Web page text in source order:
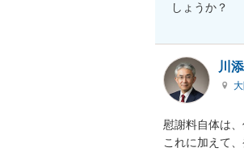
しょうか？
川
慰謝料自体は
これに加えて